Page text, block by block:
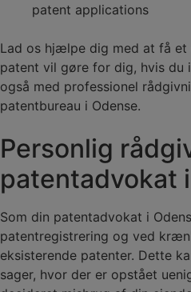
patent applications
Lad os hjælpe dig med at få et
patent vil gøre for dig, hvis du
også med professionel
patentbureau i Odense.
Personlig
patentadvokat
Som din patentadvokat i
patentregistrering og ved
eksisterende patenter. Dette
sager, hvor der er opstået